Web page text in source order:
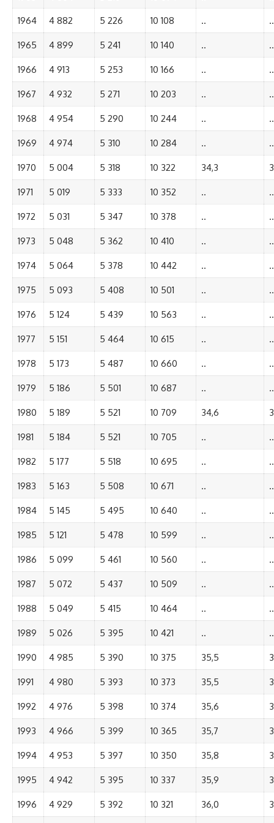
1964 4 882 5 226 10 108 .. ..
1965 4 899 5 241 10 140 .. ..
1966 4 913 5 253 10 166 .. ..
1967 4 932 5 271 10 203 .. ..
1968 4 954 5 290 10 244 .. ..
1969 4 974 5 310 10 284 .. ..
1970 5 004 5 318 10 322 34,3
1971 5 019 5 333 10 352 .. ..
1972 5 031 5 347 10 378 .. ..
1973 5 048 5 362 10 410 .. ..
1974 5 064 5 378 10 442 .. ..
1975 5 093 5 408 10 501 .. ..
1976 5 124 5 439 10 563 .. ..
1977 5 151 5 464 10 615 .. ..
1978 5 173 5 487 10 660 .. ..
1979 5 186 5 501 10 687 .. ..
1980 5 189 5 521 10 709 34,6
1981 5 184 5 521 10 705 .. ..
1982 5 177 5 518 10 695 .. ..
1983 5 163 5 508 10 671 .. ..
1984 5 145 5 495 10 640 .. ..
1985 5 121 5 478 10 599 .. ..
1986 5 099 5 461 10 560 .. ..
1987 5 072 5 437 10 509 .. ..
1988 5 049 5 415 10 464 .. ..
1989 5 026 5 395 10 421 .. ..
1990 4 985 5 390 10 375 35,5
1991 4 980 5 393 10 373 35,5
1992 4 976 5 398 10 374 35,6
1993 4 966 5 399 10 365 35,7
1994 4 953 5 397 10 350 35,8
1995 4 942 5 395 10 337 35,9
1996 4 929 5 392 10 321 36,0